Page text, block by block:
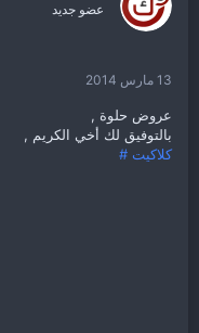
عضو جديد
13 مارس 2014
عروض حلوة ,
بالتوفيق لك أخي الكريم ,
كلاكيت #